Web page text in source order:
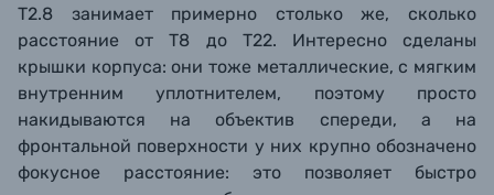
T2.8 занимает примерно столько же, сколько
расстояние от T8 до T22. Интересно сделаны
крышки корпуса: они тоже металлические, с мягким
внутренним уплотнителем, поэтому просто
накидываются на объектив спереди, а на
фронтальной поверхности у них крупно обозначено
фокусное расстояние: это позволяет быстро